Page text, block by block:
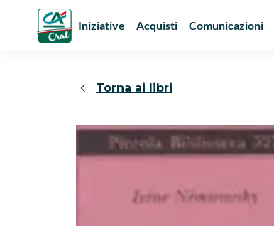
Iniziative Acquisti Comunicazioni
Torna ai libri